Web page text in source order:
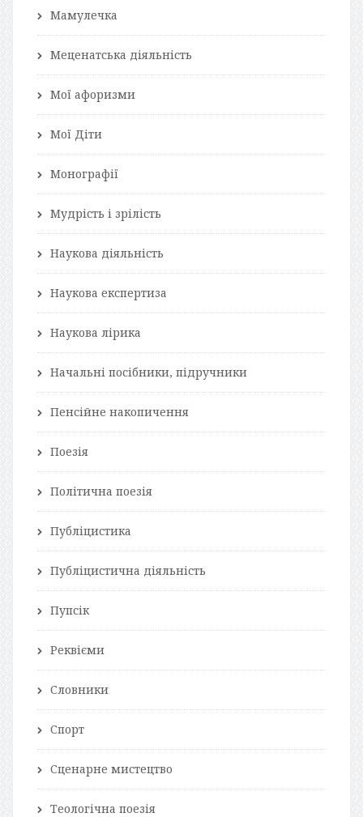
Мамулечка
Меценатська діяльність
Мої афоризми
Мої Діти
Монографії
Мудрість і зрілість
Наукова діяльність
Наукова експертиза
Наукова лірика
Начальні посібники, підручники
Пенсійне накопичення
Поезія
Політична поезія
Публіцистика
Публіцистична діяльність
Пупсік
Реквієми
Словники
Спорт
Сценарне мистецтво
Теологічна поезія